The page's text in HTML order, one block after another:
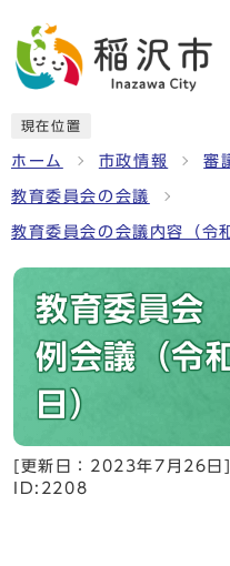
現在位置
ホーム 市政情報 審
教育委員会の会議
教育委員会の会議内容（令
教育委員会
例会議（令
日）
[更新日： 2023年7月26日
ID:2208